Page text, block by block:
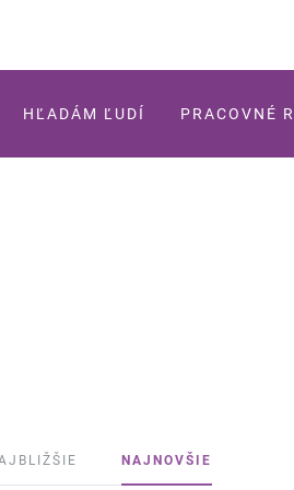
HĽADÁM ĽUDÍ PRACOVNÉ
NAJNOVŠIE